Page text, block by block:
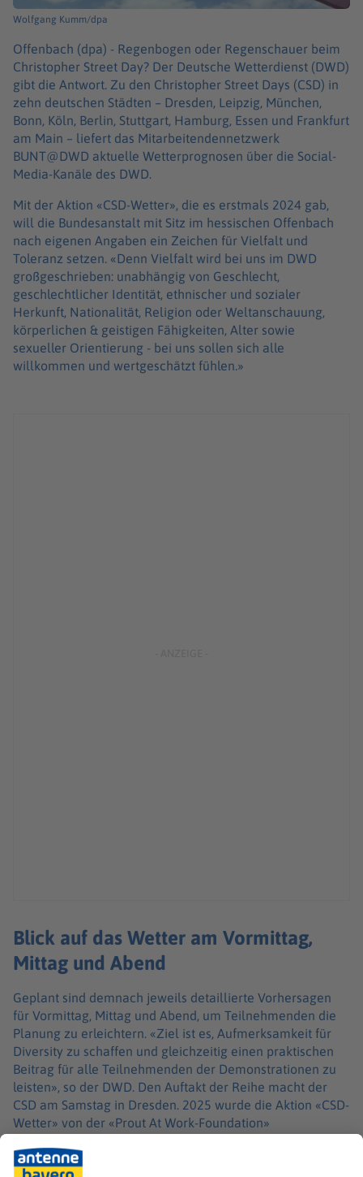
Wolfgang Kumm/dpa
Offenbach (dpa) - Regenbogen oder Regenschauer beim
Christopher Street Day? Der Deutsche Wetterdienst (DWD)
gibt die Antwort. Zu den Christopher Street Days (CSD) in
zehn deutschen Städten – Dresden, Leipzig, München,
Bonn, Köln, Berlin, Stuttgart, Hamburg, Essen und Frankfurt
am Main – liefert das Mitarbeitendennetzwerk
BUNT@DWD aktuelle Wetterprognosen über die Social-
Media-Kanäle des DWD.
Mit der Aktion «CSD-Wetter», die es erstmals 2024 gab,
will die Bundesanstalt mit Sitz im hessischen Offenbach
nach eigenen Angaben ein Zeichen für Vielfalt und
Toleranz setzen. «Denn Vielfalt wird bei uns im DWD
großgeschrieben: unabhängig von Geschlecht,
geschlechtlicher Identität, ethnischer und sozialer
Herkunft, Nationalität, Religion oder Weltanschauung,
körperlichen & geistigen Fähigkeiten, Alter sowie
sexueller Orientierung - bei uns sollen sich alle
willkommen und wertgeschätzt fühlen.»
Blick auf das Wetter am Vormittag,
Mittag und Abend
Geplant sind demnach jeweils detaillierte Vorhersagen
für Vormittag, Mittag und Abend, um Teilnehmenden die
Planung zu erleichtern. «Ziel ist es, Aufmerksamkeit für
Diversity zu schaffen und gleichzeitig einen praktischen
Beitrag für alle Teilnehmenden der Demonstrationen zu
leisten», so der DWD. Den Auftakt der Reihe macht der
CSD am Samstag in Dresden. 2025 wurde die Aktion «CSD-
Wetter» von der «Prout At Work-Foundation»
Der CSD erinnert an die Aufstände der queeren